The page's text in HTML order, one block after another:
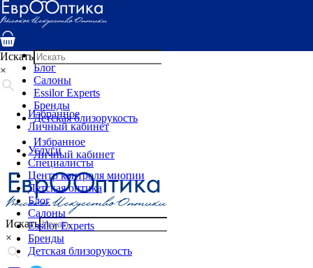
Услуги
Специалисты
Детская оптика
Блог
Салоны
Essilor Experts
Бренды
Детская близорукость
Избранное
Личный кабинет
Искать
×
Искать
×
Избранное
Личный кабинет
Услуги
Специалисты
Центр контроля миопии
Детская оптика
Блог
Салоны
Essilor Experts
Бренды
Детская близорукость